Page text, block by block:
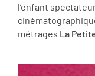
l’enfant
métrages La